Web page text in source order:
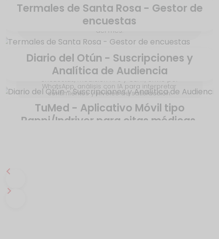
Intranet con módulo de gestión de solicitudes,
encuestas, blog, directorio, cumpleaños, empleado
del mes.
Termales de Santa Rosa - Gestor de
encuestas
Aplicativo Web a la medida para la gestión de
encuestas, medición NPS y CSAT, envío por
WhatsApp, análisis con IA para interpretar
sentimientos y niveles de satisfacción.
Diario del Otún - Suscripciones y
Analítica de Audiencia
TuMed - Aplicativo Móvil tipo
Rappi/Indriver para citas médicas.